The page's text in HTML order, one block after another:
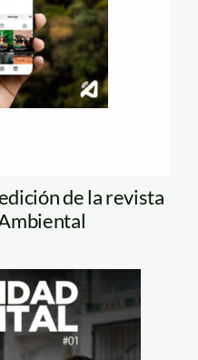
de la revista